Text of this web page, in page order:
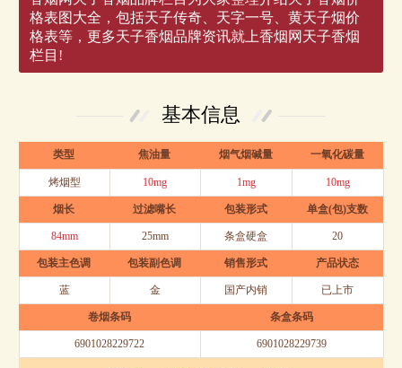
格表图大全，包括天子传奇、天字一号、黄天子烟价
格表等，更多天子香烟品牌资讯就上香烟网天子香烟
栏目!
基本信息
类型 焦油量 烟气烟碱量 一氧化碳量
烤烟型 10mg 1mg 10mg
烟长 过滤嘴长 包装形式 单盒(包)支数
84mm 25mm 条盒硬盒 20
包装主色调 包装副色调 销售形式 产品状态
蓝 金 国产内销 已上市
卷烟条码 条盒条码
6901028229722 6901028229739